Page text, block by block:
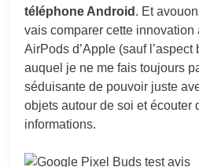
téléphone Android . Et
vais comparer cette innovation
AirPods d’Apple (sauf l’aspect
auquel je ne me fais toujours
séduisante de pouvoir juste
objets autour de soi et écouter
informations.